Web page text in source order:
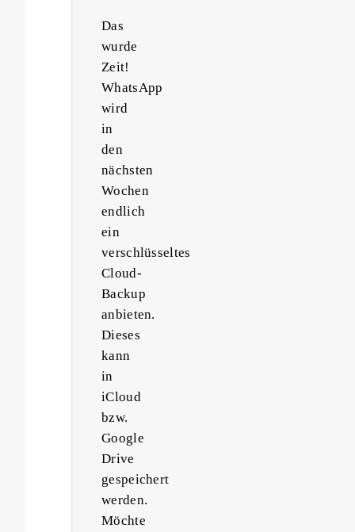
Das
wurde
Zeit!
WhatsApp
wird
in
den
nächsten
Wochen
endlich
ein
verschlüsseltes
Cloud-
Backup
anbieten.
Dieses
kann
in
iCloud
bzw.
Google
Drive
gespeichert
werden.
Möchte